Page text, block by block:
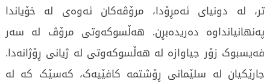
تر، لە دونیای ئەمڕۆدا، مرۆڤەکان ئەوەی لە خۆیاندا
پەنهانیانداوە دەریدەبڕن. هەڵسوکەوتی مرۆڤ لە سەر
فەیسبوک زۆر جیاوازە لە هەڵسوکەوتی لە ژیانی ڕۆژانەدا.
جارێکیان لە سلێمانی ڕۆشتمە کافێیەک، کەسێک کە لە